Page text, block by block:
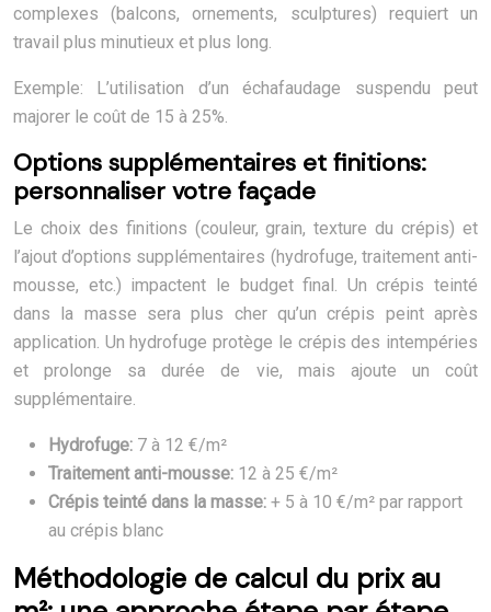
complexes (balcons, ornements, sculptures) requiert un
travail plus minutieux et plus long.
Exemple: L’utilisation d’un échafaudage suspendu peut
majorer le coût de 15 à 25%.
Options supplémentaires et finitions:
personnaliser votre façade
Le choix des finitions (couleur, grain, texture du crépis) et
l’ajout d’options supplémentaires (hydrofuge, traitement anti-
mousse, etc.) impactent le budget final. Un crépis teinté
dans la masse sera plus cher qu’un crépis peint après
application. Un hydrofuge protège le crépis des intempéries
et prolonge sa durée de vie, mais ajoute un coût
supplémentaire.
Hydrofuge: 7 à 12 €/m²
Traitement anti-mousse: 12 à 25 €/m²
Crépis teinté dans la masse: + 5 à 10 €/m² par rapport
au crépis blanc
Méthodologie de calcul du prix au